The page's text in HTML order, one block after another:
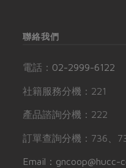
聯絡我們
電話： 02-2999-6122
社籍服務分機：221
產品諮詢分機：222
訂單查詢分機：736、
Email：gncoop@hucc-